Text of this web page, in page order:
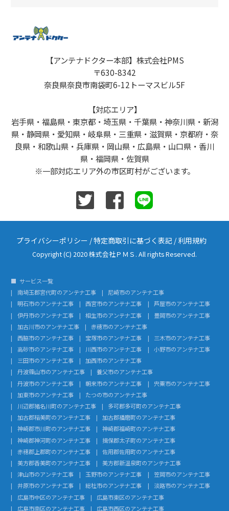
【アンテナドクター本部】株式会社PMS
〒630-8342
奈良県奈良市南袋町6-12トーマスビル5F
【対応エリア】
岩手県・福島県・東京都・埼玉県・千葉県・神奈川県・新潟
県・静岡県・愛知県・岐阜県・三重県・滋賀県・京都府・奈
良県・和歌山県・兵庫県・岡山県・広島県・山口県・香川
県・福岡県・佐賀県
※一部対応エリア外の市区町村がございます。
プライバシーポリシー /特定商取引に基づく表記 /利用規約
Copyright (C) 2020 株式会社ＰＭＳ. All rights Reserved.
サービス一覧
南埼玉郡宮代町のアンテナ工事
尼崎市のアンテナ工事
明石市のアンテナ工事
西宮市のアンテナ工事
芦屋市のアンテナ工事
伊丹市のアンテナ工事
相生市のアンテナ工事
豊岡市のアンテナ工事
加古川市のアンテナ工事
赤穂市のアンテナ工事
西脇市のアンテナ工事
宝塚市のアンテナ工事
三木市のアンテナ工事
高砂市のアンテナ工事
川西市のアンテナ工事
小野市のアンテナ工事
三田市のアンテナ工事
加西市のアンテナ工事
丹波篠山市のアンテナ工事
養父市のアンテナ工事
丹波市のアンテナ工事
朝来市のアンテナ工事
宍粟市のアンテナ工事
加東市のアンテナ工事
たつの市のアンテナ工事
川辺郡猪名川町のアンテナ工事
多可郡多可町のアンテナ工事
加古郡稲美町のアンテナ工事
加古郡播磨町のアンテナ工事
神崎郡市川町のアンテナ工事
神崎郡福崎町のアンテナ工事
神崎郡神河町のアンテナ工事
揖保郡太子町のアンテナ工事
赤穂郡上郡町のアンテナ工事
佐用郡佐用町のアンテナ工事
美方郡香美町のアンテナ工事
美方郡新温泉町のアンテナ工事
津山市のアンテナ工事
玉野市のアンテナ工事
笠岡市のアンテナ工事
井原市のアンテナ工事
総社市のアンテナ工事
淡路市のアンテナ工事
広島市中区のアンテナ工事
広島市東区のアンテナ工事
広島市南区のアンテナ工事
広島市西区のアンテナ工事